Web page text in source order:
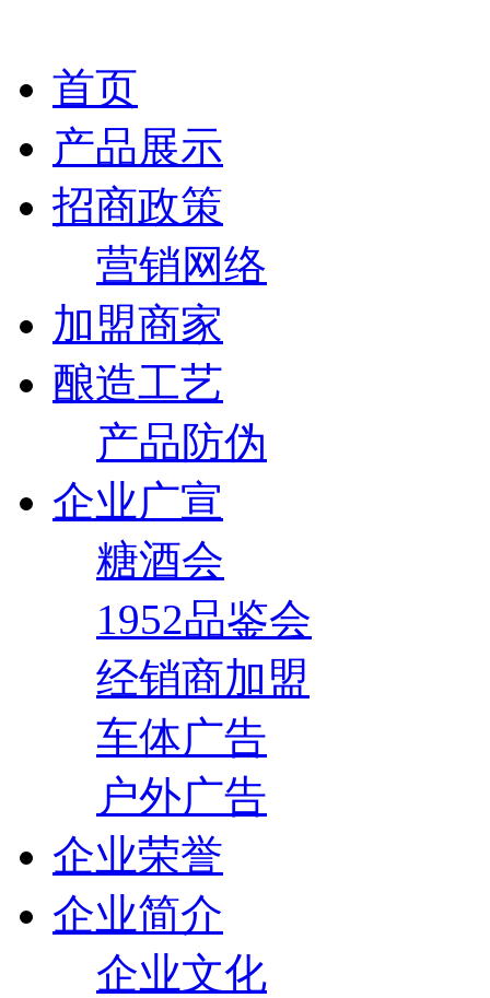
首页
产品展示
招商政策
营销网络
加盟商家
酿造工艺
产品防伪
企业广宣
糖酒会
1952品鉴会
经销商加盟
车体广告
户外广告
企业荣誉
企业简介
企业文化